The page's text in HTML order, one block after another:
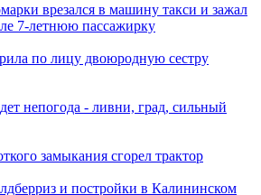
врезался в машину такси и зажал
7-летнюю пассажирку
по лицу двоюродную сестру
непогода - ливни, град, сильный
замыкания сгорел трактор
и постройки в Калининском